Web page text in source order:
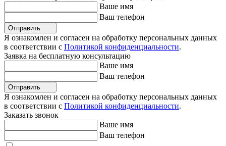
Ваше имя
Ваш телефон
Отправить
Я ознакомлен и согласен на обработку персональных данных
в соответствии с Политикой конфиденциальности.
Заявка на бесплатную консультацию
Ваше имя
Ваш телефон
Отправить
Я ознакомлен и согласен на обработку персональных данных
в соответствии с Политикой конфиденциальности.
Заказать звонок
Ваше имя
Ваш телефон